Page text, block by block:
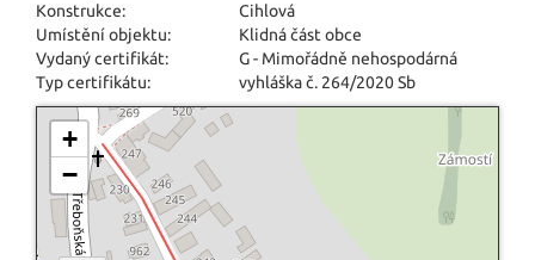
Konstrukce:
Cihlová
Umístění objektu:
Klidná část obce
Vydaný certifikát:
G - Mimořádně nehospodárná
Typ certifikátu:
vyhláška č. 264/2020 Sb
+
−